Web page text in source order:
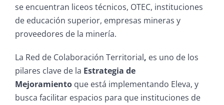
se encuentran liceos técnicos, OTEC, instituciones
de educación superior, empresas mineras y
proveedores de la minería.
La Red de Colaboración Territorial, es uno de los
pilares clave de la Estrategia de
Mejoramiento que está implementando Eleva, y
busca facilitar espacios para que instituciones de